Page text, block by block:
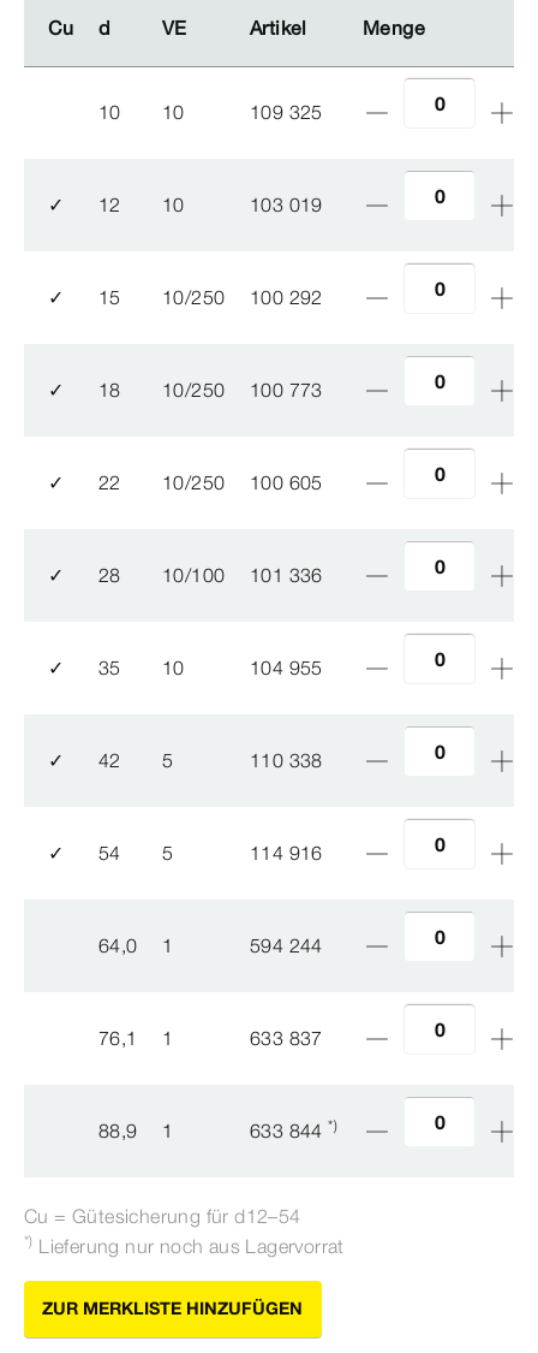
Cu d VE Artikel Menge
Cu d VE Artikel Menge
10 10 109 325
✓ 12 10 103 019
✓ 15 10/250 100 292
✓ 18 10/250 100 773
✓ 22 10/250 100 605
✓ 28 10/100 101 336
✓ 35 10 104 955
✓ 42 5 110 338
✓ 54 5 114 916
64,0 1 594 244
76,1 1 633 837
88,9 1 633 844 *)
Cu = Gütesicherung für d12–54
*) Lieferung nur noch aus Lagervorrat
ZUR MERKLISTE HINZUFÜGEN